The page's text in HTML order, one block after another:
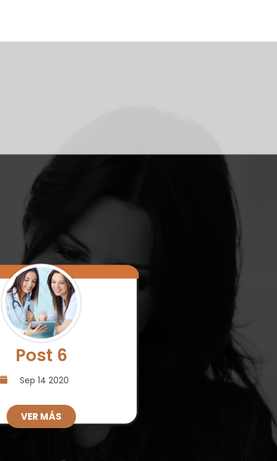
Post 6
Sep 14 2020
VER MÁS